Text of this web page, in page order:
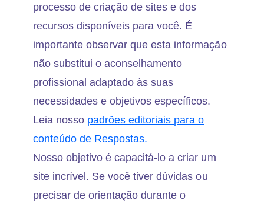
processo de criação de sites e dos
recursos disponíveis para você. É
importante observar que esta informação
não substitui o aconselhamento
profissional adaptado às suas
necessidades e objetivos específicos.
Leia nosso padrões editoriais para o
conteúdo de Respostas.
Nosso objetivo é capacitá-lo a criar um
site incrível. Se você tiver dúvidas ou
precisar de orientação durante o